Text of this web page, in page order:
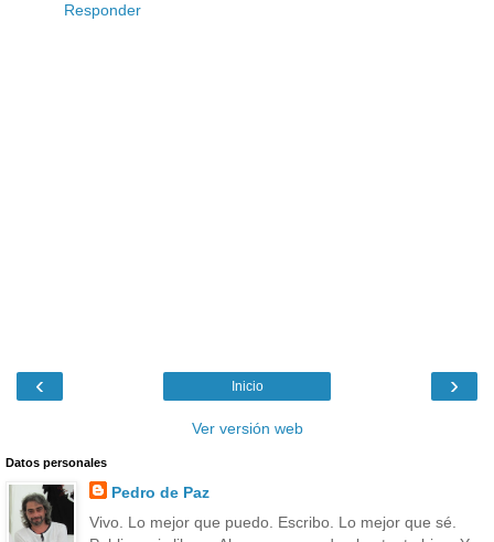
Responder
‹ ›
Inicio
Ver versión web
Datos personales
Pedro de Paz
Vivo. Lo mejor que puedo. Escribo. Lo mejor que sé.